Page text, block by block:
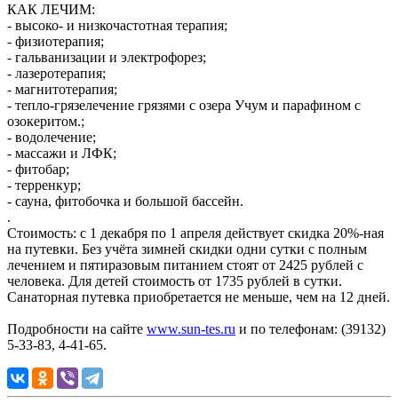
КАК ЛЕЧИМ:
- высоко- и низкочастотная терапия;
- физиотерапия;
- гальванизации и электрофорез;
- лазеротерапия;
- магнитотерапия;
- тепло-грязелечение грязями с озера Учум и парафином с
озокеритом.;
- водолечение;
- массажи и ЛФК;
- фитобар;
- терренкур;
- сауна, фитобочка и большой бассейн.
.
Стоимость: с 1 декабря по 1 апреля действует скидка 20%-ная
на путевки. Без учёта зимней скидки одни сутки с полным
лечением и пятиразовым питанием стоят от 2425 рублей с
человека. Для детей стоимость от 1735 рублей в сутки.
Санаторная путевка приобретается не меньше, чем на 12 дней.
Подробности на сайте www.sun-tes.ru и по телефонам: (39132)
5-33-83, 4-41-65.